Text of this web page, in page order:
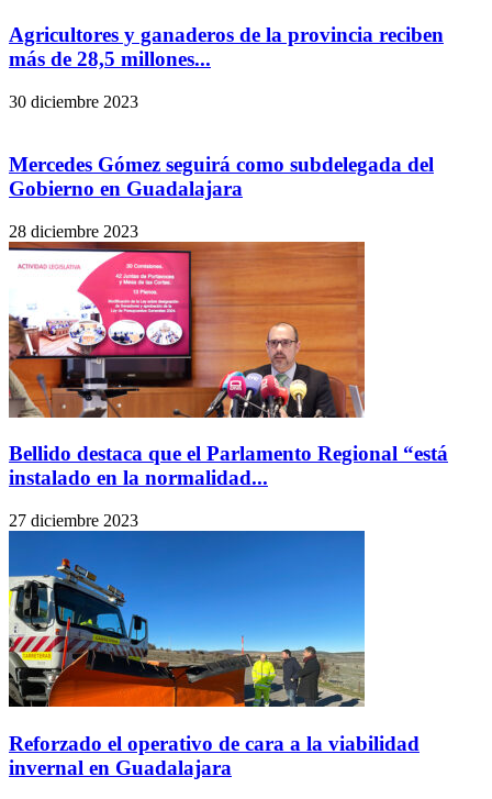
Agricultores y ganaderos de la provincia reciben
más de 28,5 millones...
30 diciembre 2023
Mercedes Gómez seguirá como subdelegada del
Gobierno en Guadalajara
28 diciembre 2023
Bellido destaca que el Parlamento Regional “está
instalado en la normalidad...
27 diciembre 2023
Reforzado el operativo de cara a la viabilidad
invernal en Guadalajara